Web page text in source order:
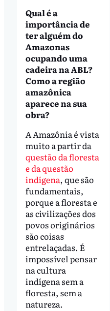
Qual é a
importância de
ter alguém do
Amazonas
ocupando uma
cadeira na ABL?
Como a região
amazônica
aparece na sua
obra?
A Amazônia é vista
muito a partir da
questão da floresta
e da questão
indígena, que são
fundamentais,
porque a floresta e
as civilizações dos
povos originários
são coisas
entrelaçadas. É
impossível pensar
na cultura
indígena sem a
floresta, sem a
natureza.